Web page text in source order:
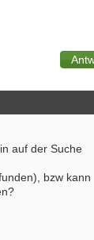
auf der Suche
bzw kann